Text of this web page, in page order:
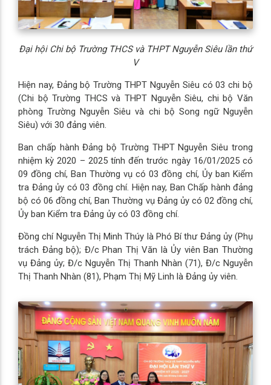
Đại hội Chi bộ Trường THCS và THPT Nguyễn Siêu lần thứ
V
Hiện nay, Đảng bộ Trường THPT Nguyễn Siêu có 03 chi bộ
(Chi bộ Trường THCS và THPT Nguyễn Siêu, chi bộ Văn
phòng Trường Nguyễn Siêu và chi bộ Song ngữ Nguyễn
Siêu) với 30 đảng viên.
Ban chấp hành Đảng bộ Trường THPT Nguyễn Siêu trong
nhiệm kỳ 2020 – 2025 tính đến trước ngày 16/01/2025 có
09 đồng chí, Ban Thường vụ có 03 đồng chí, Ủy ban Kiểm
tra Đảng ủy có 03 đồng chí. Hiện nay, Ban Chấp hành đảng
bộ có 06 đồng chí, Ban Thường vụ Đảng ủy có 02 đồng chí,
Ủy ban Kiểm tra Đảng ủy có 03 đồng chí.
Đồng chí Nguyễn Thị Minh Thúy là Phó Bí thư Đảng ủy (Phụ
trách Đảng bộ); Đ/c Phan Thị Văn là Ủy viên Ban Thường
vụ Đảng ủy; Đ/c Nguyễn Thị Thanh Nhàn (71), Đ/c Nguyễn
Thị Thanh Nhàn (81), Phạm Thị Mỹ Linh là Đảng ủy viên.